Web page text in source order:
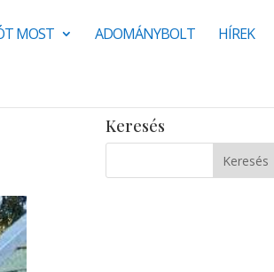
MOST ADOMÁNYBOLT HÍREK
Keresés